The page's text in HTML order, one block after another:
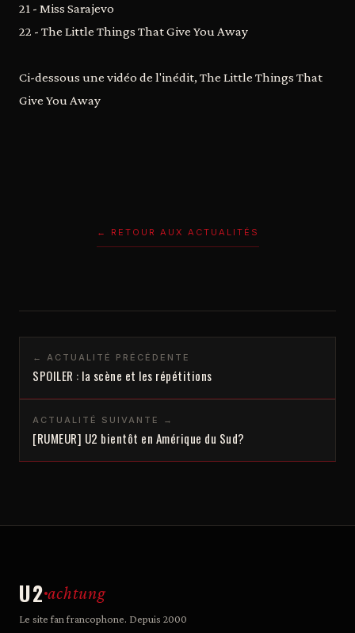
21 - Miss Sarajevo
22 - The Little Things That Give You Away
Ci-dessous une vidéo de l'inédit, The Little Things That
Give You Away
← RETOUR AUX ACTUALITÉS
← ACTUALITÉ PRÉCÉDENTE
SPOILER : la scène et les répétitions
ACTUALITÉ SUIVANTE →
[RUMEUR] U2 bientôt en Amérique du Sud?
U2 achtung
Le site fan francophone. Depuis 2000